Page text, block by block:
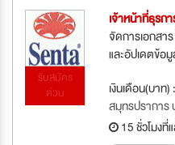
รับสมัคร
ด่วน
เจ้าหน้าที่ธุรก
จัดการเอกสา
และอัปเดตข้อ
เงินเดือน(บาท
สมุทรปราการ
15 ชั่วโมงที่